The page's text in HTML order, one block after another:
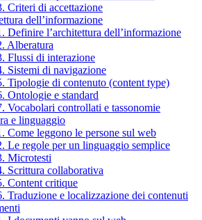
Criteri di accettazione
dell’informazione
Definire l’architettura dell’informazione
Alberatura
Flussi di interazione
Sistemi di navigazione
Tipologie di contenuto (content type)
Ontologie e standard
Vocabolari controllati e tassonomie
e linguaggio
Come leggono le persone sul web
Le regole per un linguaggio semplice
Microtesti
Scrittura collaborativa
Content critique
Traduzione e localizzazione dei contenuti